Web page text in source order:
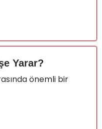
Yarar?
önemli bir